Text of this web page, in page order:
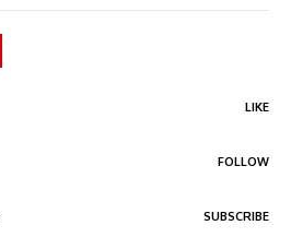
LIKE
FOLLOW
SUBSCRIBE